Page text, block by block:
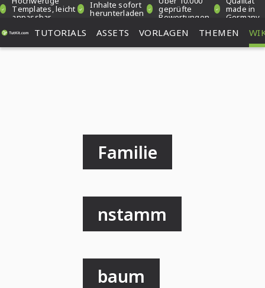
Templates, leicht
anpassbar
Inhalte sofort
herunterladen geprüfte
Bewertungen
made in
Germany
TUTORIALS ASSETS VORLAGEN THEMEN
Familie
nstamm
baum